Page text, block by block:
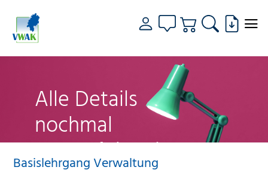
Alle Details
nochmal
genau fokussiert
Basislehrgang Verwaltung